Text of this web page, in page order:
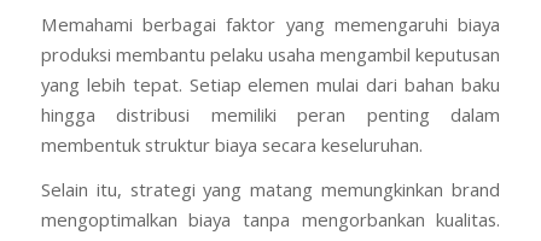
Memahami berbagai faktor yang memengaruhi biaya
produksi membantu pelaku usaha mengambil keputusan
yang lebih tepat. Setiap elemen mulai dari bahan baku
hingga distribusi memiliki peran penting dalam
membentuk struktur biaya secara keseluruhan.
Selain itu, strategi yang matang memungkinkan brand
mengoptimalkan biaya tanpa mengorbankan kualitas.